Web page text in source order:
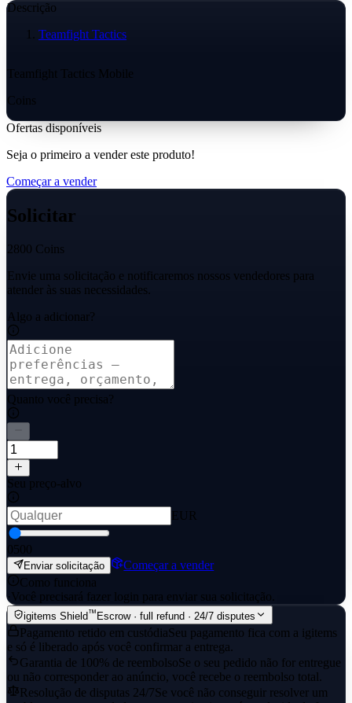
Descrição
Teamfight Tactics
Teamfight Tactics Mobile
Coins
Ofertas disponíveis
Seja o primeiro a vender este produto!
Começar a vender
Solicitar
2800 Coins
Envie uma solicitação e notificaremos nossos vendedores para
atender às suas necessidades.
Algo a adicionar?
Quanto você precisa?
Seu preço-alvo
EUR
0500
Enviar solicitação
Começar a vender
Como funciona
·Você precisará fazer login para enviar sua solicitação.
igitems Shield™ Escrow · full refund · 24/7 disputes
Pagamento retido em custódiaSeu pagamento fica com a igitems
e só é liberado após você confirmar a entrega.
Garantia de 100% de reembolsoSe o seu pedido não for entregue
ou não corresponder ao anúncio, você recebe o reembolso total.
Resolução de disputas 24/7Se você não conseguir resolver um